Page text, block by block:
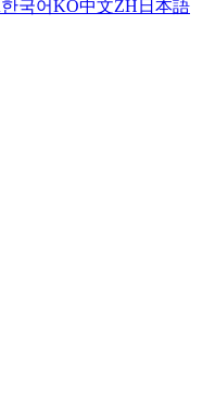
한국어KO中文ZH 日本語